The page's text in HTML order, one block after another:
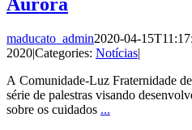
maducato_admin2020-04-
2020|Categories: Notícias|
A Comunidade-Luz Fraternidade
série de palestras visando
sobre os cuidados ...